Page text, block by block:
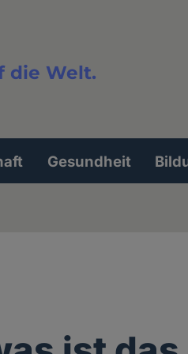
die Welt.
Gesundheit